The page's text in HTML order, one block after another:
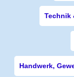
Technik
Handwerk,